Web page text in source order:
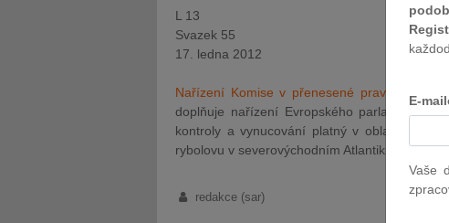
L 13
Svazek 55
17. ledna 2012
Nařízení Komise v přenesené pravomoci
doplňuje nařízení Evropského parlamentu a
kontroly a vynucování platný v oblasti
rybolovu v severovýchodním Atlantiku
redakce (sar)
E-
Vaše